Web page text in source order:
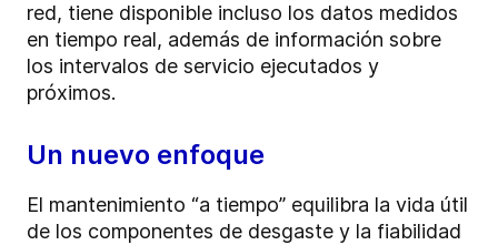
red, tiene disponible incluso los datos medidos
en tiempo real, además de información sobre
los intervalos de servicio ejecutados y
próximos.
Un nuevo enfoque
El mantenimiento “a tiempo” equilibra la vida útil
de los componentes de desgaste y la fiabilidad